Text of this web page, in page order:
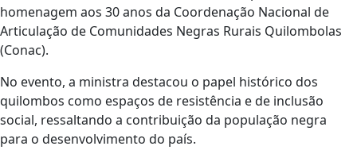
homenagem aos 30 anos da Coordenação Nacional de
Articulação de Comunidades Negras Rurais Quilombolas
(Conac).
No evento, a ministra destacou o papel histórico dos
quilombos como espaços de resistência e de inclusão
social, ressaltando a contribuição da população negra
para o desenvolvimento do país.